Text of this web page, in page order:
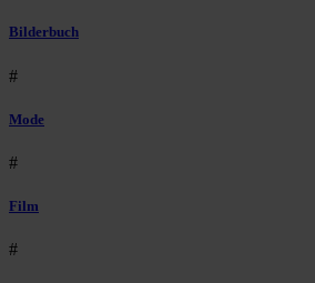
Bilderbuch
#
Mode
#
Film
#